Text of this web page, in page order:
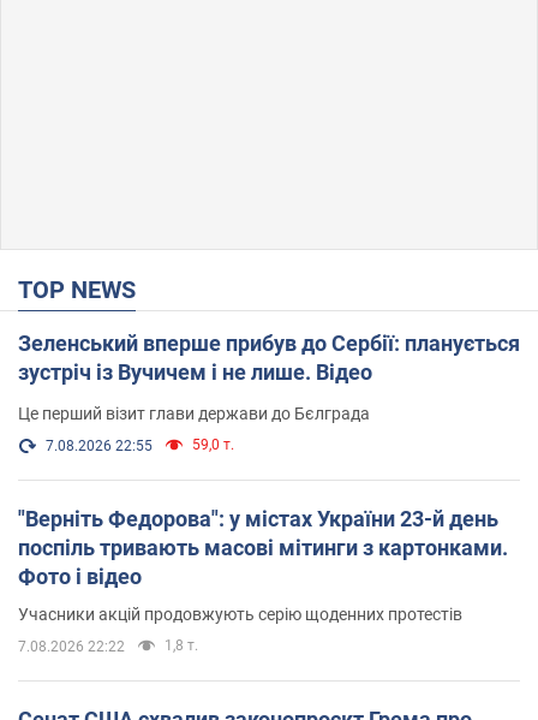
TOP NEWS
Зеленський вперше прибув до Сербії: планується
зустріч із Вучичем і не лише. Відео
Це перший візит глави держави до Бєлграда
7.08.2026 22:55 59,0 т.
"Верніть Федорова": у містах України 23-й день
поспіль тривають масові мітинги з картонками.
Фото і відео
Учасники акцій продовжують серію щоденних протестів
7.08.2026 22:22 1,8 т.